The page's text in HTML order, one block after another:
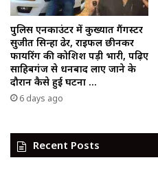
पुलिस एनकाउंटर में कुख्यात गैंगस्टर
सुजीत सिन्हा ढेर, राइफल छीनकर
फायरिंग की कोशिश पड़ी भारी, पढ़िए
साहिबगंज से धनबाद लाए जाने के
दौरान कैसे हुई घटना …
6 days ago
Recent Posts